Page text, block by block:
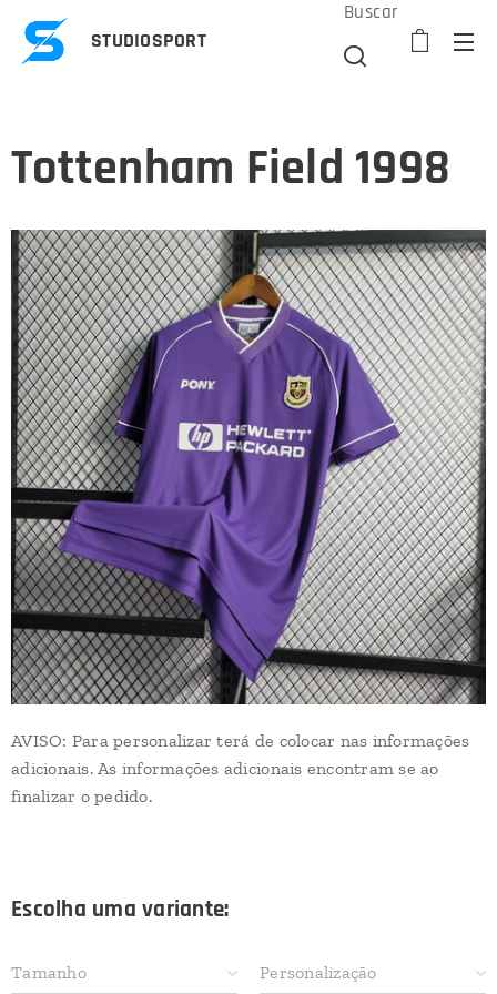
STUDIOSPORT
Buscar
Tottenham Field 1998
AVISO: Para personalizar terá de colocar nas informações
adicionais. As informações adicionais encontram se ao
finalizar o pedido.
Escolha uma variante:
Tamanho Personalização